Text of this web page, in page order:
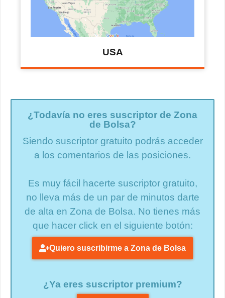
USA
¿Todavía no eres suscriptor de Zona
de Bolsa?
Siendo suscriptor gratuito podrás acceder
a los comentarios de las posiciones.
Es muy fácil hacerte suscriptor gratuito,
no lleva más de un par de minutos darte
de alta en Zona de Bolsa. No tienes más
que hacer click en el siguiente botón:
Quiero suscribirme a Zona de Bolsa
¿Ya eres suscriptor premium?